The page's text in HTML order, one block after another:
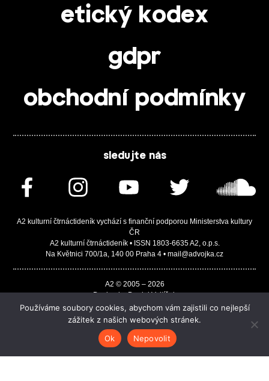
etický kodex
gdpr
obchodní podmínky
sledujte nás
A2 kulturní čtrnáctideník vychází s finanční podporou Ministerstva kultury
ČR
A2 kulturní čtrnáctideník • ISSN 1803-6635 A2, o.p.s.
Na Květnici 700/1a, 140 00 Praha 4 • mail@advojka.cz
A2 © 2005 – 2026
Design by Daniel Vojtíšek
Built by JASA-IT & ChSoft
Používáme soubory cookies, abychom vám zajistili co nejlepší
zážitek z našich webových stránek.
Ok
Nepovolit